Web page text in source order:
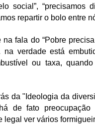
social”,
repartir o bolo entre
fala do “Pobre
na verdade está
ou taxa,
da "Ideologia da
de fato
ver vários